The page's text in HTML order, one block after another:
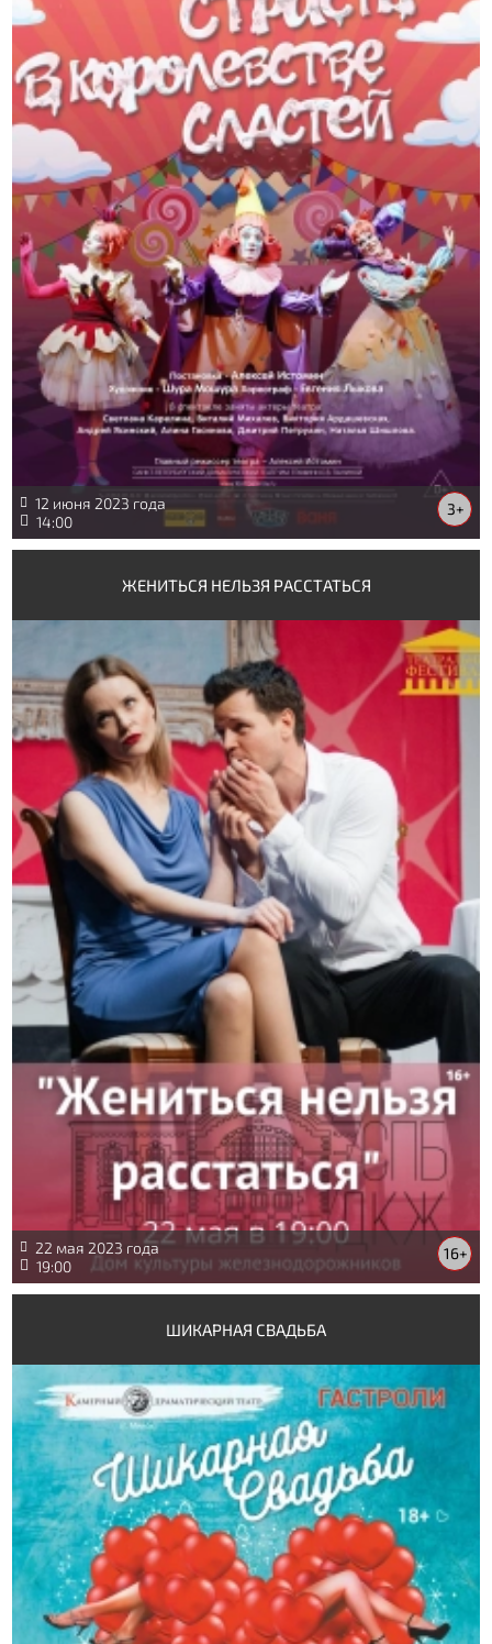
12 июня 2023 года
14:00
3+
ЖЕНИТЬСЯ НЕЛЬЗЯ РАССТАТЬСЯ
22 мая 2023 года
19:00
16+
ШИКАРНАЯ СВАДЬБА